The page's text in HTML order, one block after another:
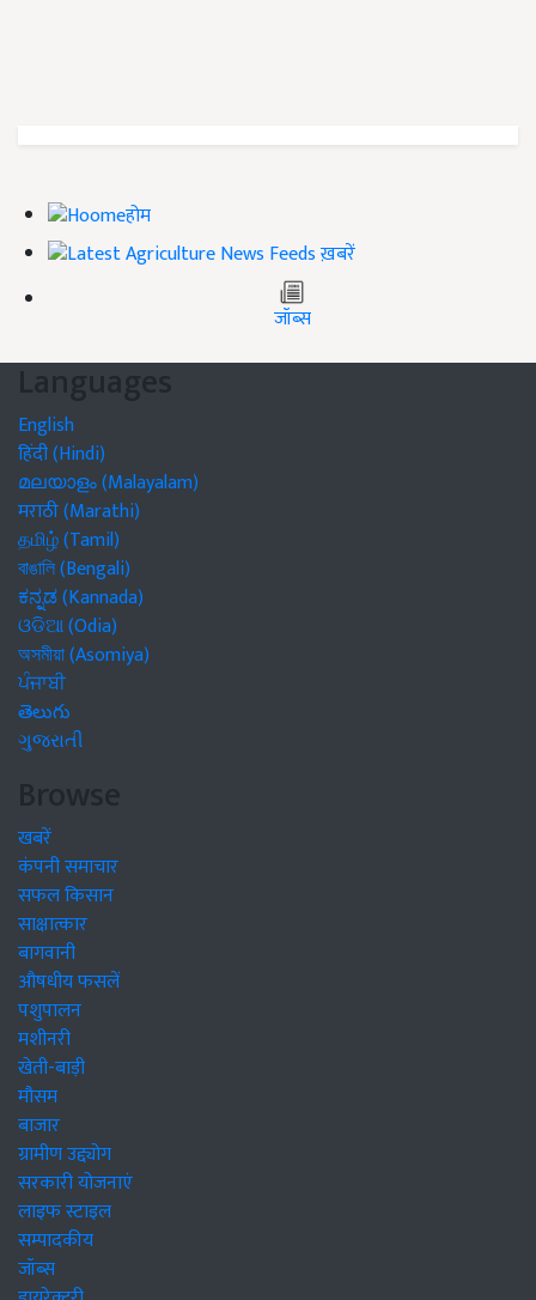
होम
ख़बरें
जॉब्स
Languages
English
हिंदी (Hindi)
മലയാളം (Malayalam)
मराठी (Marathi)
தமிழ் (Tamil)
বাঙালি (Bengali)
ಕನ್ನಡ (Kannada)
ଓଡିଆ (Odia)
অসমীয়া (Asomiya)
ਪੰਜਾਬੀ
తెలుగు
ગુજરાતી
Browse
खबरें
कंपनी समाचार
सफल किसान
साक्षात्कार
बागवानी
औषधीय फसलें
पशुपालन
मशीनरी
खेती-बाड़ी
मौसम
बाजार
ग्रामीण उद्द्योग
सरकारी योजनाएं
लाइफ स्टाइल
सम्पादकीय
जॉब्स